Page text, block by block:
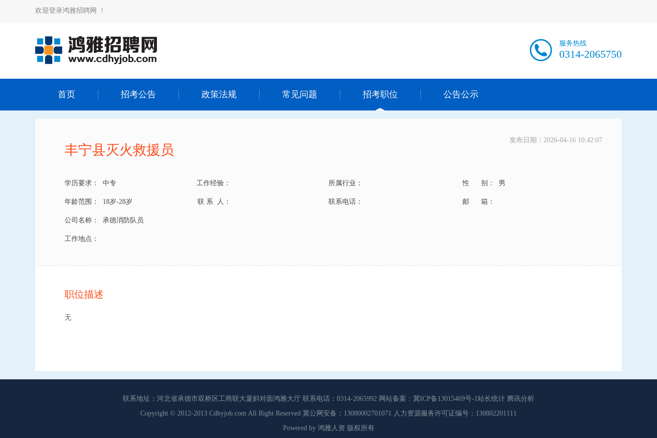
欢迎登录鸿雅招聘网 ！
服务热线
0314-2065750
首页 招考公告 政策法规 常见问题 招考职位 公告公示
发布日期：2026-04-16 10:42:07
丰宁县灭火救援员
学历要求： 中专 工作经验： 所属行业： 性 别： 男
年龄范围： 18岁-28岁 联 系 人： 联系电话： 邮 箱：
公司名称： 承德消防队员
工作地点：
职位描述
无
联系地址：河北省承德市双桥区工商联大厦斜对面鸿雅大厅 联系电话：0314-2065992 网站备案：冀ICP备13015469号-1站长统计 腾讯分析
Copyright © 2012-2013 Cdhyjob.com All Right Reserved 冀公网安备：13080002701071 人力资源服务许可证编号：130802201111
Powered by 鸿雅人资 版权所有